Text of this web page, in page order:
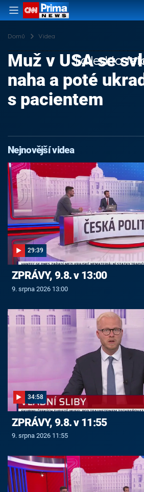
Domů Videa
Failed to
Muž v USA se
naha a poté
s pacientem
Nejnovější videa
29:39
ZPRÁVY, 9.8. v 13:00
9. srpna 2026 13:00
34:58
ZPRÁVY, 9.8. v 11:55
9. srpna 2026 11:55